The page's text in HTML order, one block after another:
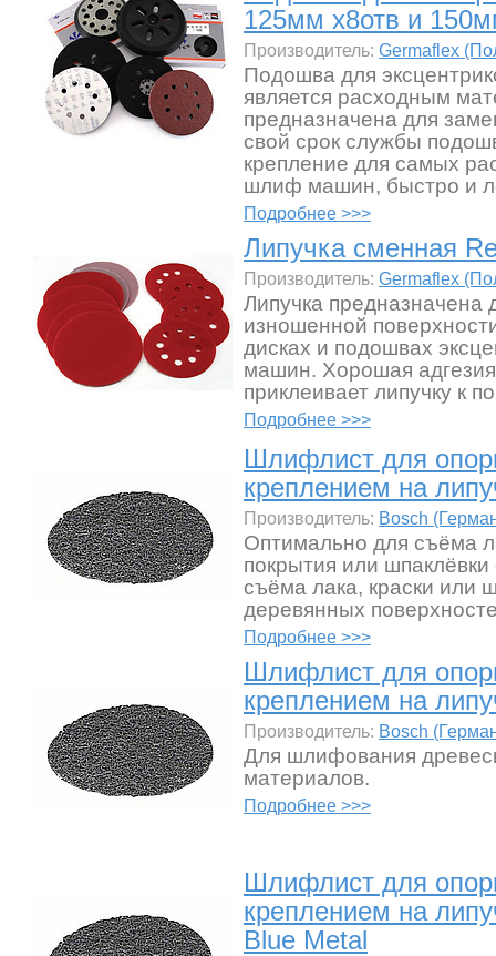
125мм х8отв и
Производитель: Germaflex
Подошва для
является расходным
предназначена для
свой срок службы
крепление для самых
шлиф машин, быстро и
Подробнее >>>
Липучка сменная
Производитель: Germaflex
Липучка предназначена
изношенной
дисках и подошвах
машин. Хорошая
приклеивает липучку к
Подробнее >>>
Шлифлист для
креплением на
Производитель: Bosch
Оптимально для съёма
покрытия или
съёма лака, краски или
деревянных
Подробнее >>>
Шлифлист для
креплением на
Производитель: Bosch
Для шлифования
материалов.
Подробнее >>>
Шлифлист для
креплением на
Blue Metal